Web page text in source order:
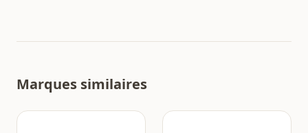
Marques similaires